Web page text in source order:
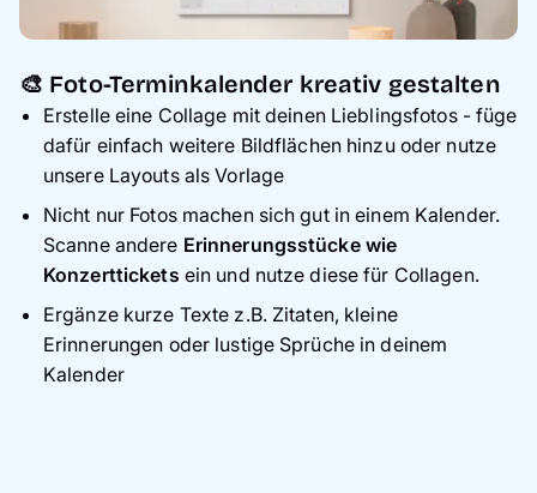
🎨 Foto-Terminkalender kreativ gestalten
Erstelle eine Collage mit deinen Lieblingsfotos - füge
dafür einfach weitere Bildflächen hinzu oder nutze
unsere Layouts als Vorlage
Nicht nur Fotos machen sich gut in einem Kalender.
Scanne andere Erinnerungsstücke wie
Konzerttickets ein und nutze diese für Collagen.
Ergänze kurze Texte z.B. Zitaten, kleine
Erinnerungen oder lustige Sprüche in deinem
Kalender